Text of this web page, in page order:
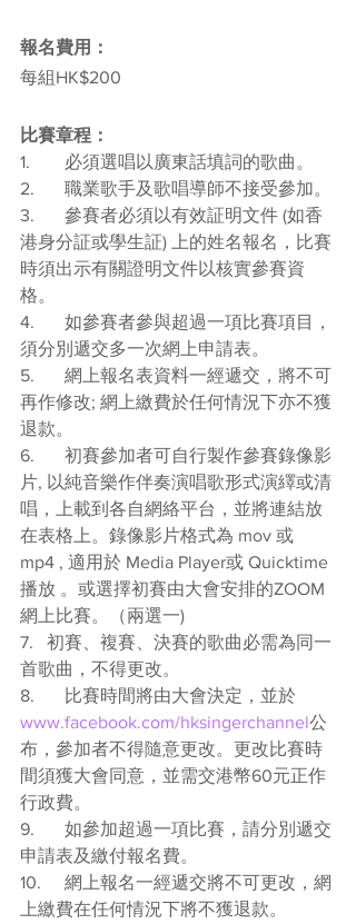
報名費用：
每組HK$200
比賽章程：
1.	必須選唱以廣東話填詞的歌曲。
2.	職業歌手及歌唱導師不接受參加。
3.	參賽者必須以有效証明文件 (如香
港身分証或學生証) 上的姓名報名，比賽
時須出示有關證明文件以核實參賽資
格。
4.	如參賽者參與超過一項比賽項目，
須分別遞交多一次網上申請表。
5.	網上報名表資料一經遞交，將不可
再作修改; 網上繳費於任何情況下亦不獲
退款。
6.	初賽參加者可自行製作參賽錄像影
片, 以純音樂作伴奏演唱歌形式演繹或清
唱，上載到各自網絡平台，並將連結放
在表格上。錄像影片格式為 mov 或
mp4 , 適用於 Media Player或 Quicktime
播放 。或選擇初賽由大會安排的ZOOM
網上比賽。（兩選一)
7.   初賽、複賽、決賽的歌曲必需為同一
首歌曲，不得更改。
8.	比賽時間將由大會決定，並於
www.facebook.com/hksingerchannel公
布，參加者不得隨意更改。更改比賽時
間須獲大會同意，並需交港幣60元正作
行政費。
9.	如參加超過一項比賽，請分別遞交
申請表及繳付報名費。
10.	網上報名一經遞交將不可更改，網
上繳費在任何情況下將不獲退款。